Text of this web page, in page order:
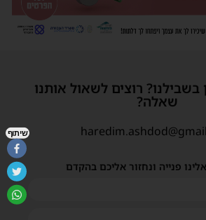
בשבילנו? רוצים לשאול אותנו
שאלה?
פנייה ונחזור אליכם בהקדם
שיתוף